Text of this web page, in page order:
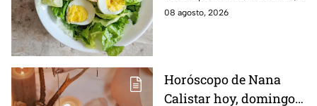
08 agosto, 2026
Horóscopo de Nana
Calistar hoy, domingo 9